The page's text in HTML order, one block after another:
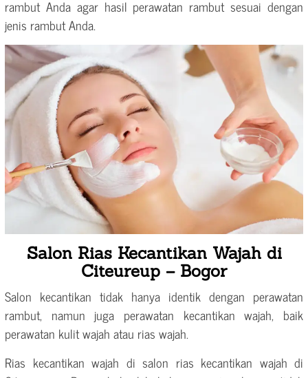
rambut Anda agar hasil perawatan rambut sesuai dengan
jenis rambut Anda.
Salon Rias Kecantikan Wajah di
Citeureup – Bogor
Salon kecantikan tidak hanya identik dengan perawatan
rambut, namun juga perawatan kecantikan wajah, baik
perawatan kulit wajah atau rias wajah.
Rias kecantikan wajah di salon rias kecantikan wajah di